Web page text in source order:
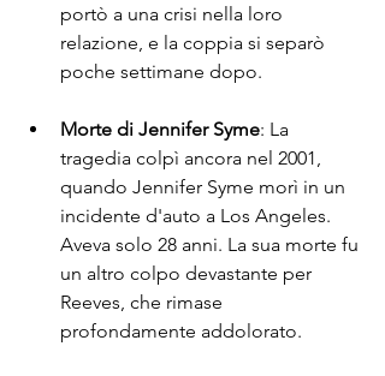
portò a una crisi nella loro
relazione, e la coppia si separò
poche settimane dopo.
Morte di Jennifer Syme: La
tragedia colpì ancora nel 2001,
quando Jennifer Syme morì in un
incidente d'auto a Los Angeles.
Aveva solo 28 anni. La sua morte fu
un altro colpo devastante per
Reeves, che rimase
profondamente addolorato.